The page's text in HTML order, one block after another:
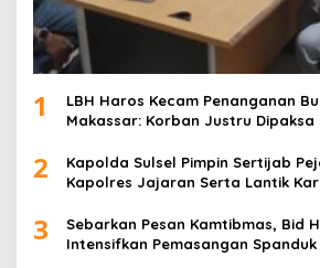
1
LBH Haros Kecam Penanganan
Makassar: Korban Justru Dipaksa
2
Kapolda Sulsel Pimpin Sertijab
Kapolres Jajaran Serta Lantik
3
Sebarkan Pesan Kamtibmas, Bid
Intensifkan Pemasangan